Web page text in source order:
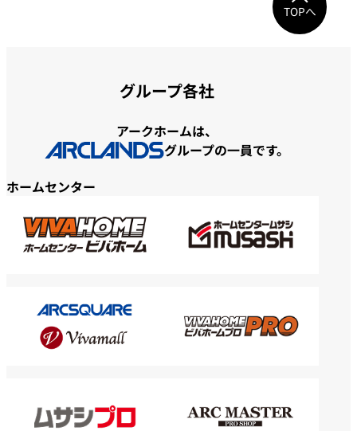
TOPへ
グループ各社
アークホームは、
グループの一員です。
ホームセンター